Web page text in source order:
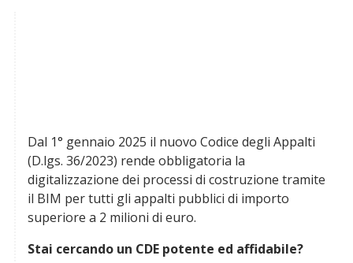
Dal 1° gennaio 2025 il nuovo Codice degli Appalti
(D.lgs. 36/2023) rende obbligatoria la
digitalizzazione dei processi di costruzione tramite
il BIM per tutti gli appalti pubblici di importo
superiore a 2 milioni di euro.
Stai cercando un CDE potente ed affidabile?